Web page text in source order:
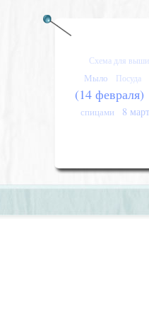
Схема для
Мыло Посуда
(14 февраля)
спицами
8